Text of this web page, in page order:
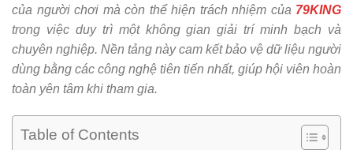
của người chơi mà còn thể hiện trách nhiệm của 79KING
trong việc duy trì một không gian giải trí minh bạch và
chuyên nghiệp. Nền tảng này cam kết bảo vệ dữ liệu người
dùng bằng các công nghệ tiên tiến nhất, giúp hội viên hoàn
toàn yên tâm khi tham gia.
Table of Contents